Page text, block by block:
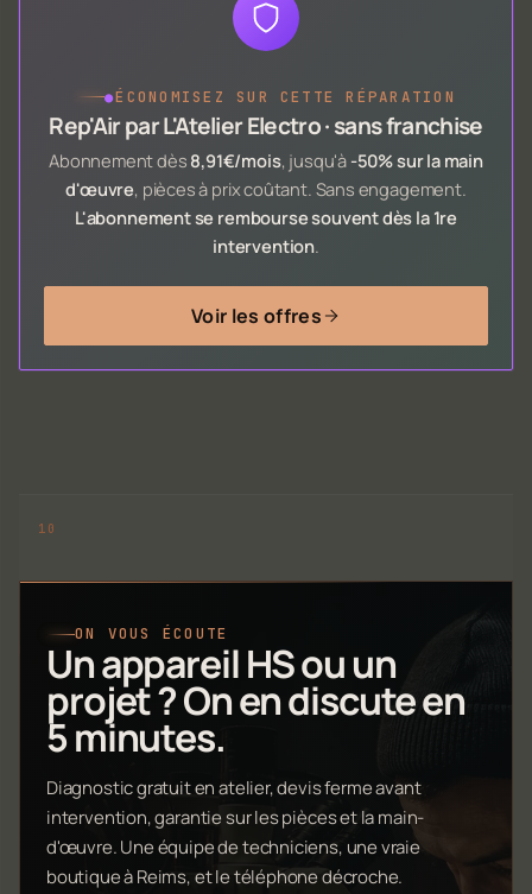
●ÉCONOMISEZ SUR CETTE RÉPARATION
Rep'Air par L'Atelier Electro · sans franchise
Abonnement dès 8,91€/mois, jusqu'à -50% sur la main
d'œuvre, pièces à prix coûtant. Sans engagement.
L'abonnement se rembourse souvent dès la 1re
intervention.
Voir les offres
ON VOUS ÉCOUTE
Un appareil HS ou un
projet ? On en discute en
5 minutes.
Diagnostic gratuit en atelier, devis ferme avant
intervention, garantie sur les pièces et la main-
d'œuvre. Une équipe de techniciens, une vraie
boutique à Reims, et le téléphone décroche.